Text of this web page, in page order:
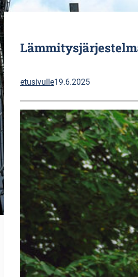
etusivulle19.6.2025